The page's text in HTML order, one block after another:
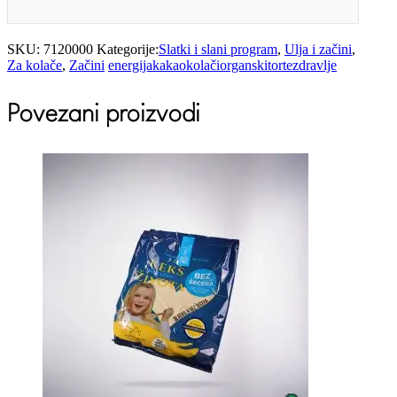
SKU: 7120000 Kategorije:Slatki i slani program, Ulja i začini,
Za kolače, Začini energijakakaokolačiorganskitortezdravlje
Povezani proizvodi